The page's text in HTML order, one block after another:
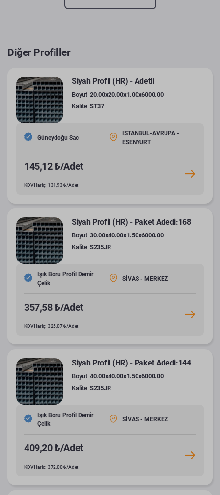
Diğer Profiller
Siyah Profil (HR) - Adetli
Boyut 20.00x20.00x1.00x6000.00
Kalite ST37
Güneydoğu Sac
İSTANBUL-AVRUPA -
ESENYURT
145,12 ₺/Adet
KDV Hariç: 131,93 ₺/Adet
Siyah Profil (HR) - Paket Adedi:168
Boyut 30.00x40.00x1.50x6000.00
Kalite S235JR
Işık Boru Profil Demir
Çelik
SİVAS - MERKEZ
357,58 ₺/Adet
KDV Hariç: 325,07 ₺/Adet
Siyah Profil (HR) - Paket Adedi:144
Boyut 40.00x40.00x1.50x6000.00
Kalite S235JR
Işık Boru Profil Demir
Çelik
SİVAS - MERKEZ
409,20 ₺/Adet
KDV Hariç: 372,00 ₺/Adet